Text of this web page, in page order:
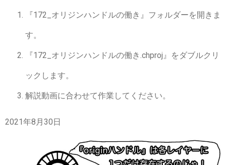
『172_オリジンハンドルの働き』フォルダーを開きま
す。
『172_オリジンハンドルの働き.chproj』をダブルクリ
ックします。
解説動画に合わせて作業してください。
2021年8月30日